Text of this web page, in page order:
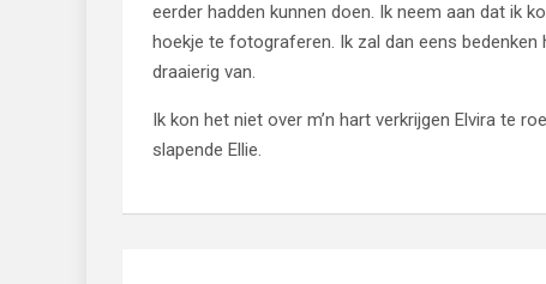
eerder hadden kunnen doen. Ik neem aan dat ik
hoekje te fotograferen. Ik zal dan eens bedenken
draaierig van.
Ik kon het niet over m’n hart verkrijgen Elvira te
slapende Ellie.